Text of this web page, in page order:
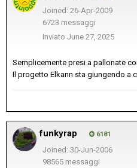
Joined: 26-Apr-2009
6723 messaggi
Inviato June 27, 2025
Semplicemente presi a pallonate
Il progetto Elkann sta giungendo a
funkyrap 6181
Joined: 30-Jun-2006
98565 messaggi